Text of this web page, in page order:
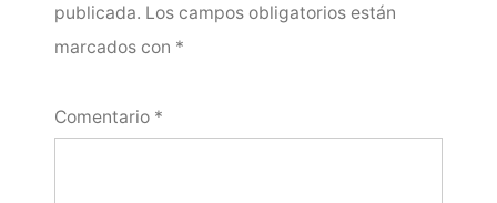
publicada. Los campos obligatorios están
marcados con *
Comentario *